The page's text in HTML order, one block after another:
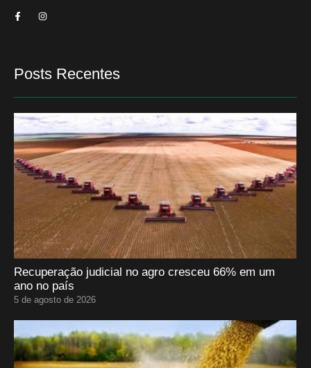
Posts Recentes
Recuperação judicial no agro cresceu 66% em um
ano no país
5 de agosto de 2026